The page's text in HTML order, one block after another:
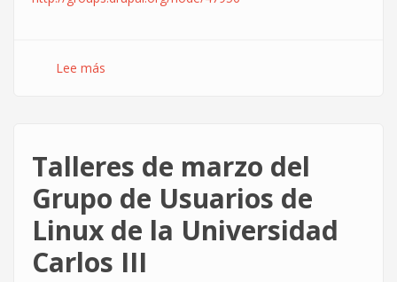
Lee más
code
sprint:
programando
gestión
avanzada
de
Talleres de marzo del
Grupo de Usuarios de
Linux de la Universidad
Carlos III